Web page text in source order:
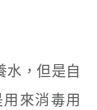
水，但是自
來消毒用